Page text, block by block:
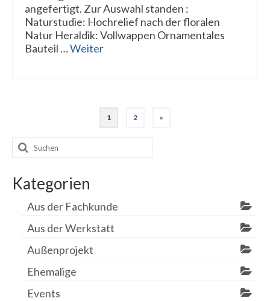
angefertigt. Zur Auswahl standen :
Naturstudie: Hochrelief nach der floralen
Natur Heraldik: Vollwappen Ornamentales
Bauteil …Weiter
Seitennummerierung
der
Beiträge
1 2 »
Suchen
nach:
Kategorien
Aus der Fachkunde
Aus der Werkstatt
Außenprojekt
Ehemalige
Events